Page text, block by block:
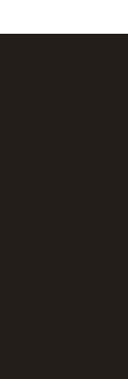
information
battery